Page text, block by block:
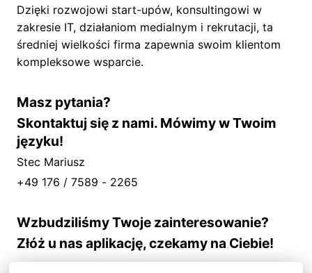
Dzięki rozwojowi start-upów, konsultingowi w
zakresie IT, działaniom medialnym i rekrutacji, ta
średniej wielkości firma zapewnia swoim klientom
kompleksowe wsparcie.
Masz pytania?
Skontaktuj się z nami. Mówimy w Twoim
języku!
Stec Mariusz
+49 176 / 7589 - 2265
Wzbudziliśmy Twoje zainteresowanie?
Złóż u nas aplikację, czekamy na Ciebie!